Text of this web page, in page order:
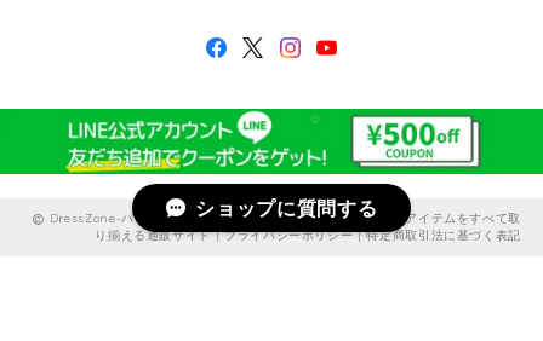
DressZone-パーティードレス、プライベート、出勤服などのアイテムをすべて取
り揃える通販サイト |プライバシーポリシー|特定商取引法に基づく表記
ショップに質問する